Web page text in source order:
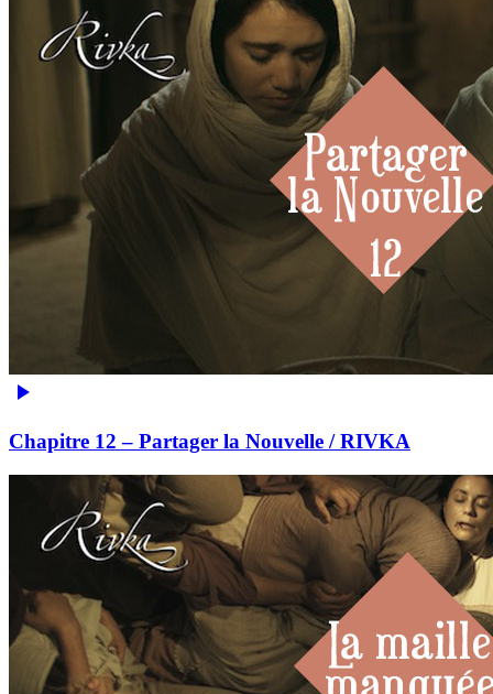
Chapitre 12 – Partager la Nouvelle / RIVKA